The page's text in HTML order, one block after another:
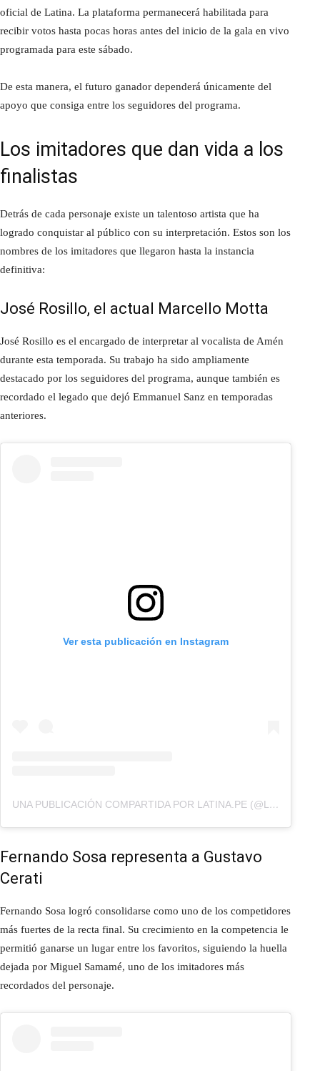
oficial de Latina. La plataforma permanecerá habilitada para
recibir votos hasta pocas horas antes del inicio de la gala en vivo
programada para este sábado.
De esta manera, el futuro ganador dependerá únicamente del
apoyo que consiga entre los seguidores del programa.
Los imitadores que dan vida a los
finalistas
Detrás de cada personaje existe un talentoso artista que ha
logrado conquistar al público con su interpretación. Estos son los
nombres de los imitadores que llegaron hasta la instancia
definitiva:
José Rosillo, el actual Marcello Motta
José Rosillo es el encargado de interpretar al vocalista de Amén
durante esta temporada. Su trabajo ha sido ampliamente
destacado por los seguidores del programa, aunque también es
recordado el legado que dejó Emmanuel Sanz en temporadas
anteriores.
Ver esta publicación en Instagram
UNA PUBLICACIÓN COMPARTIDA POR LATINA.PE (@LATINA.PE)
Fernando Sosa representa a Gustavo
Cerati
Fernando Sosa logró consolidarse como uno de los competidores
más fuertes de la recta final. Su crecimiento en la competencia le
permitió ganarse un lugar entre los favoritos, siguiendo la huella
dejada por Miguel Samamé, uno de los imitadores más
recordados del personaje.